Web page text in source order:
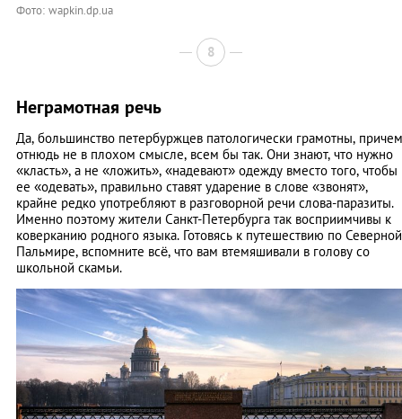
Фото: wapkin.dp.ua
8
Неграмотная речь
Да, большинство петербуржцев патологически грамотны, причем
отнюдь не в плохом смысле, всем бы так. Они знают, что нужно
«класть», а не «ложить», «надевают» одежду вместо того, чтобы
ее «одевать», правильно ставят ударение в слове «звонят»,
крайне редко употребляют в разговорной речи слова-паразиты.
Именно поэтому жители Санкт-Петербурга так восприимчивы к
коверканию родного языка. Готовясь к путешествию по Северной
Пальмире, вспомните всё, что вам втемяшивали в голову со
школьной скамьи.